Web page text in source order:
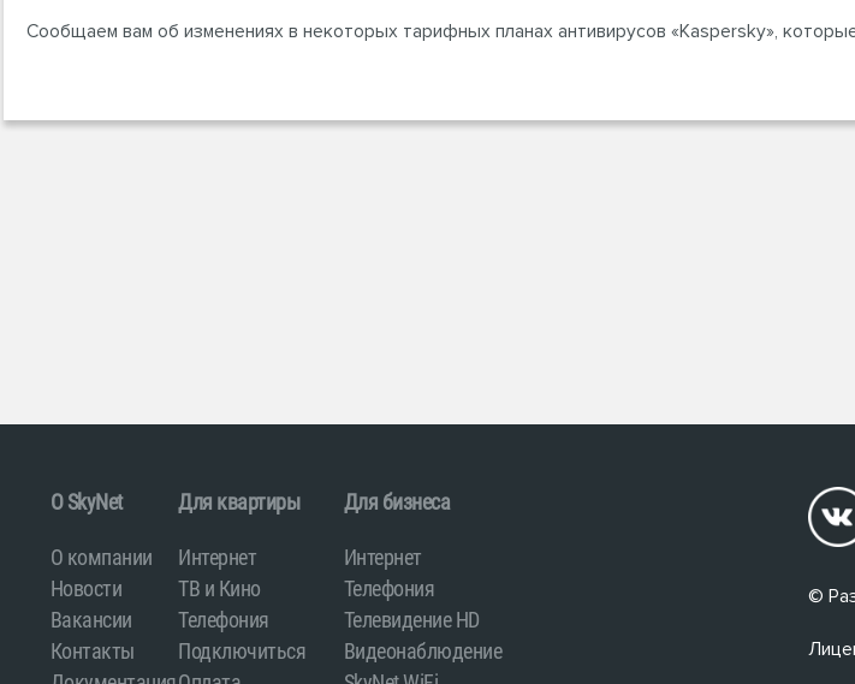
Сообщаем вам об изменениях в некоторых тарифных планах антивирусов «Kaspersky»,
O SkyNet
О компании
Новости
Вакансии
Контакты
Для квартиры
Интернет
ТВ и Кино
Телефония
Подключиться
Для бизнеса
Интернет
Телефония
Телевидение HD
Видеонаблюдение
©